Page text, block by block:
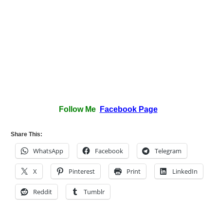
Follow Me Facebook Page
Share This:
WhatsApp Facebook Telegram
X Pinterest Print LinkedIn
Reddit Tumblr